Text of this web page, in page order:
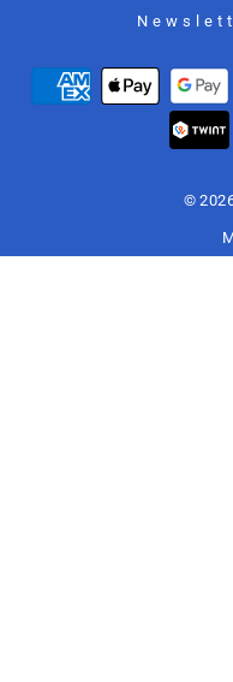
©